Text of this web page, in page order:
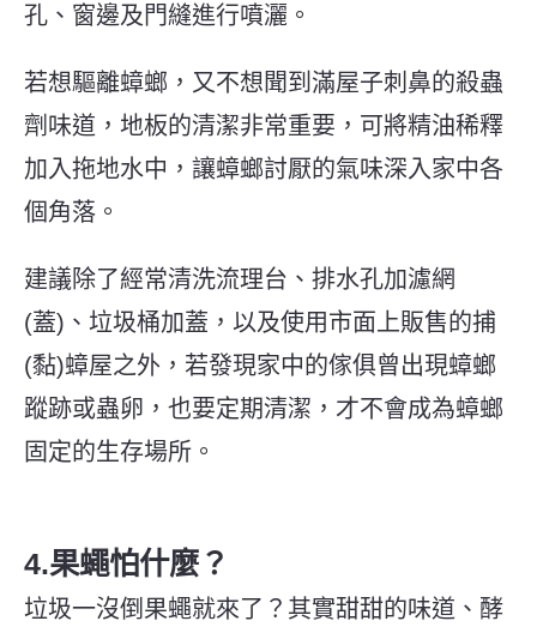
孔、窗邊及門縫進行噴灑。
若想驅離蟑螂，又不想聞到滿屋子刺鼻的殺蟲
劑味道，地板的清潔非常重要，可將精油稀釋
加入拖地水中，讓蟑螂討厭的氣味深入家中各
個角落。
建議除了經常清洗流理台、排水孔加濾網
(蓋)、垃圾桶加蓋，以及使用市面上販售的捕
(黏)蟑屋之外，若發現家中的傢俱曾出現蟑螂
蹤跡或蟲卵，也要定期清潔，才不會成為蟑螂
固定的生存場所。
4.果蠅怕什麼？
垃圾一沒倒果蠅就來了？其實甜甜的味道、酵